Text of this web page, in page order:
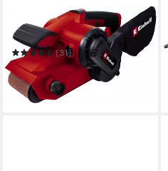
Bandschleifer TC-BS 8038
(31)
54,07 € UVP65,95 €
-18%
in 3-4 Werktagen bei dir